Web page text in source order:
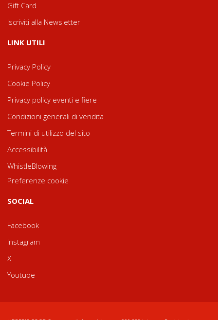
Gift Card
Iscriviti alla Newsletter
LINK UTILI
Privacy Policy
Cookie Policy
Privacy policy eventi e fiere
Condizioni generali di vendita
Termini di utilizzo del sito
Accessibilità
WhistleBlowing
Preferenze cookie
SOCIAL
Facebook
Instagram
X
Youtube